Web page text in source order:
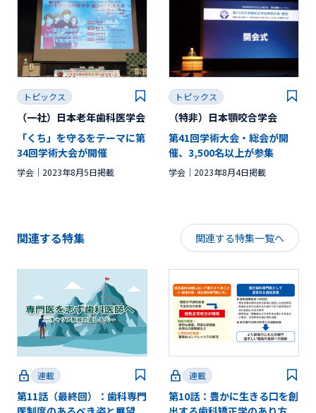
トピックス
（一社）日本老年歯科医学会
「くち」を守るをテーマに第
34回学術大会が開催
学会 2023年8月5日掲載
トピックス
（特非）日本顎咬合学会
第41回学術大会・総会が開
催、3,500名以上が参集
学会 2023年8月4日掲載
関連する特集 関連する特集一覧へ
連載
第11話（最終回）：歯科専門
連載
第10話：豊かに生きる口を創